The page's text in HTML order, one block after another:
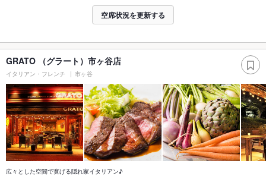
空席状況を更新する
GRATO （グラート）市ヶ谷店
イタリアン・フレンチ 市ヶ谷
広々とした空間で寛げる隠れ家イタリアン♪